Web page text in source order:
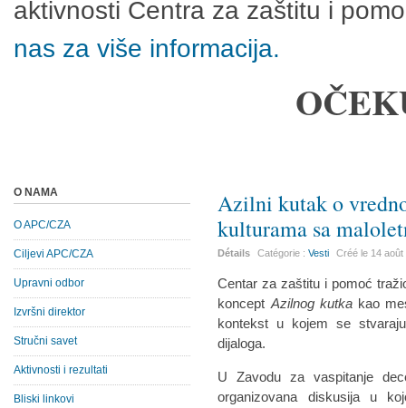
aktivnosti Centra za zaštitu i
nas za više informacija.
Azilni kutak o
kulturama sa
Détails Catégorie :Vesti Créé le 14 août
Centar za zaštitu i pomoć
koncept Azilnog kutkakao
kontekst u kojem se
dijaloga.
U Zavodu za vaspitanje
organizovana diskusija u
O NAMA
O APC/CZA
Ciljevi APC/CZA
Upravni odbor
Izvršni direktor
Stručni savet
Aktivnosti i rezultati
Bliski linkovi